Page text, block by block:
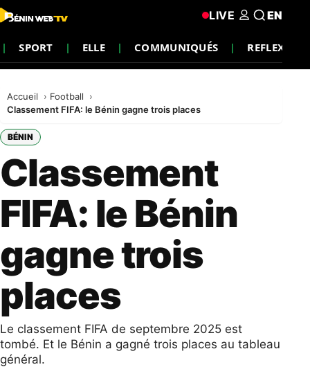
SPORT ELLE COMMUNIQUÉS REFLEXION
LIVE EN
Accueil
Football
Classement FIFA: le Bénin gagne trois places
BÉNIN
Classement
FIFA: le Bénin
gagne trois
places
Le classement FIFA de septembre 2025 est
tombé. Et le Bénin a gagné trois places au tableau
général.